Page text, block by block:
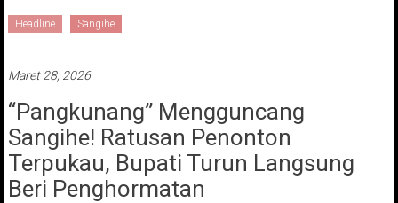
Headline Sangihe
Maret 28, 2026
“Pangkunang” Mengguncang
Sangihe! Ratusan Penonton
Terpukau, Bupati Turun Langsung
Beri Penghormatan